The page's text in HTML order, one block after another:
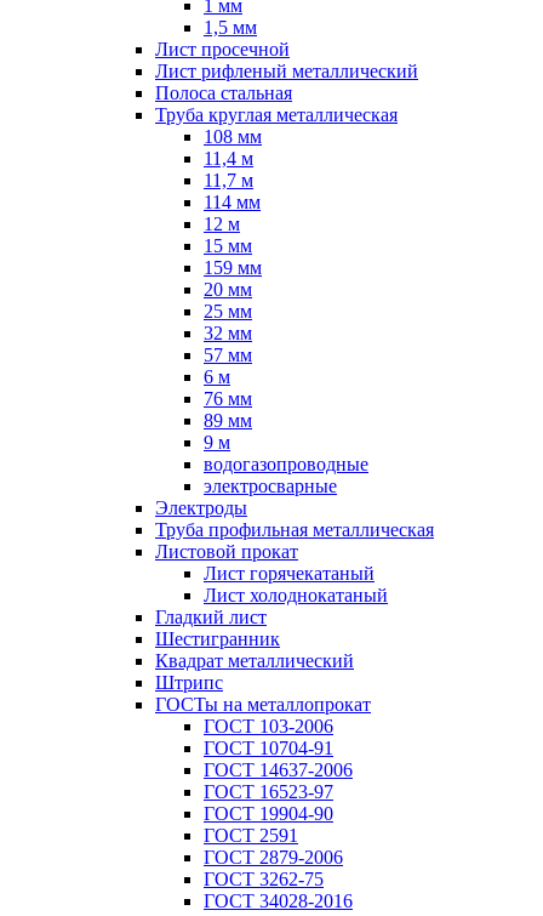
1 мм
1,5 мм
Лист просечной
Лист рифленый металлический
Полоса стальная
Труба круглая металлическая
108 мм
11,4 м
11,7 м
114 мм
12 м
15 мм
159 мм
20 мм
25 мм
32 мм
57 мм
6 м
76 мм
89 мм
9 м
водогазопроводные
электросварные
Электроды
Труба профильная металлическая
Листовой прокат
Лист горячекатаный
Лист холоднокатаный
Гладкий лист
Шестигранник
Квадрат металлический
Штрипс
ГОСТы на металлопрокат
ГОСТ 103-2006
ГОСТ 10704-91
ГОСТ 14637-2006
ГОСТ 16523-97
ГОСТ 19904-90
ГОСТ 2591
ГОСТ 2879-2006
ГОСТ 3262-75
ГОСТ 34028-2016